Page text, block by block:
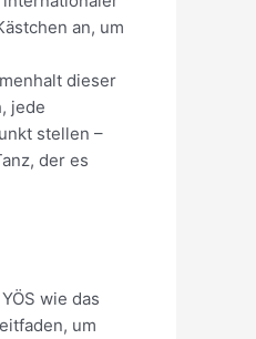
an, um
dieser
jede
stellen –
der es
wie das
um